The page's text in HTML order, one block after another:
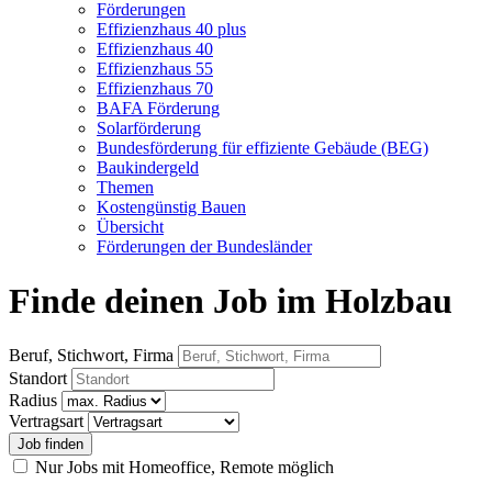
Förderungen
Effizienzhaus 40 plus
Effizienzhaus 40
Effizienzhaus 55
Effizienzhaus 70
BAFA Förderung
Solarförderung
Bundesförderung für effiziente Gebäude (BEG)
Baukindergeld
Themen
Kostengünstig Bauen
Übersicht
Förderungen der Bundesländer
Finde deinen Job im Holzbau
Beruf, Stichwort, Firma
Standort
Radius
Vertragsart
Nur Jobs mit Homeoffice, Remote möglich